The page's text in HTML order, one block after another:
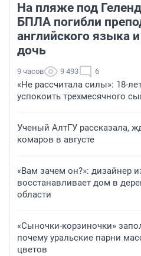
На пляже под
БПЛА погибли
английского языка
дочь
9 часов 9 493 6
«Не рассчитала силы»: 18-
успокоить трехмесячного
Ученый АлтГУ рассказала,
комаров в августе
«Вам зачем он?»: дизайнер
восстанавливает дом в
области
«Сыночки-корзиночки»
почему уральские парни
цветов